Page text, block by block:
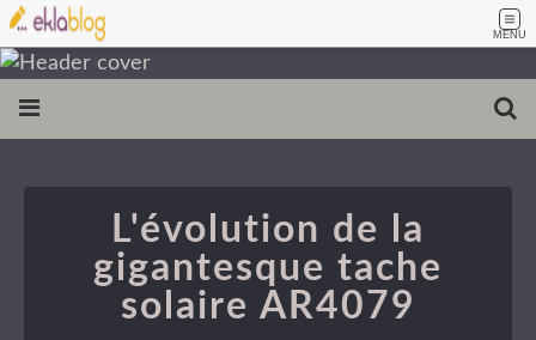
MENU
L'évolution de la
gigantesque tache
solaire AR4079